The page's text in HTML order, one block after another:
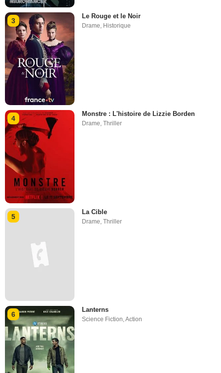
3
Le Rouge et le Noir
Drame, Historique
4
Monstre : L'histoire de Lizzie Borden
Drame,Thriller
5
La Cible
Drame ,Thriller
6
Lanterns
Science Fiction,Action